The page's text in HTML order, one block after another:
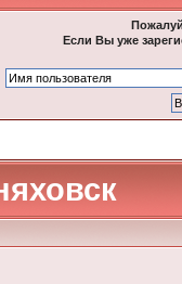
Если Вы уже